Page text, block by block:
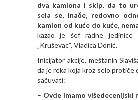
dva kamiona i skip, da to
sela se, inače, redovno
kamion od kuće do kuće,
kazao je šef radne jedinice
„Kruševac“, Vladica Đonić.
Inicijator akcije, meštanin
da je reka koja kroz selo protiče
sačuvati:
– Ovde imamo višedecenijski